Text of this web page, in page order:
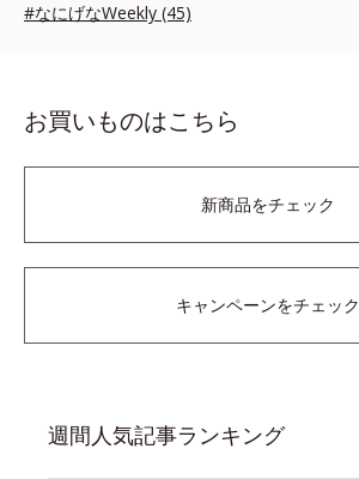
#なにげなWeekly (45)
お買いものはこちら
新商品をチェック
キャンペーンをチェック
週間人気記事ランキング